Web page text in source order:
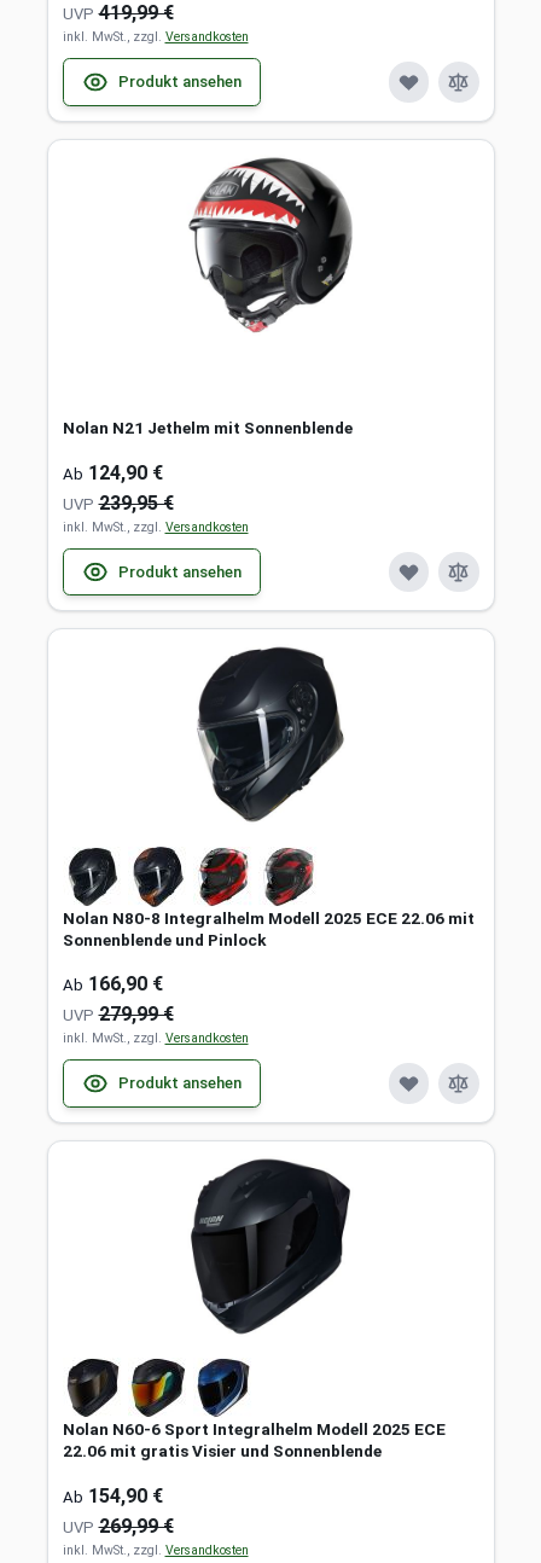
UVP 419,99 €
inkl. MwSt., zzgl. Versandkosten
Produkt ansehen
Nolan N21 Jethelm mit Sonnenblende
Ab 124,90 €
UVP 239,95 €
inkl. MwSt., zzgl. Versandkosten
Produkt ansehen
Nolan N80-8 Integralhelm Modell 2025 ECE 22.06 mit
Sonnenblende und Pinlock
Ab 166,90 €
UVP 279,99 €
inkl. MwSt., zzgl. Versandkosten
Produkt ansehen
Nolan N60-6 Sport Integralhelm Modell 2025 ECE
22.06 mit gratis Visier und Sonnenblende
Ab 154,90 €
UVP 269,99 €
inkl. MwSt., zzgl. Versandkosten